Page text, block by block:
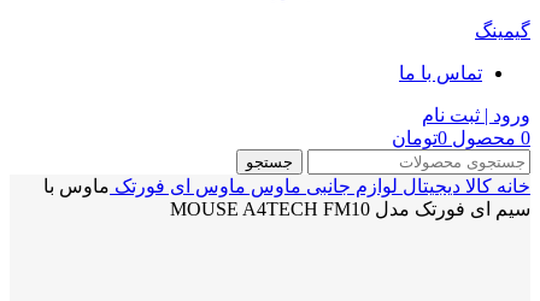
گیمینگ
تماس با ما
ورود | ثبت نام
0 محصول 0تومان
جستجو
خانه کالا دیجیتال لوازم جانبی ماوس ماوس ای فورتک ماوس با
سیم ای فورتک مدل MOUSE A4TECH FM10